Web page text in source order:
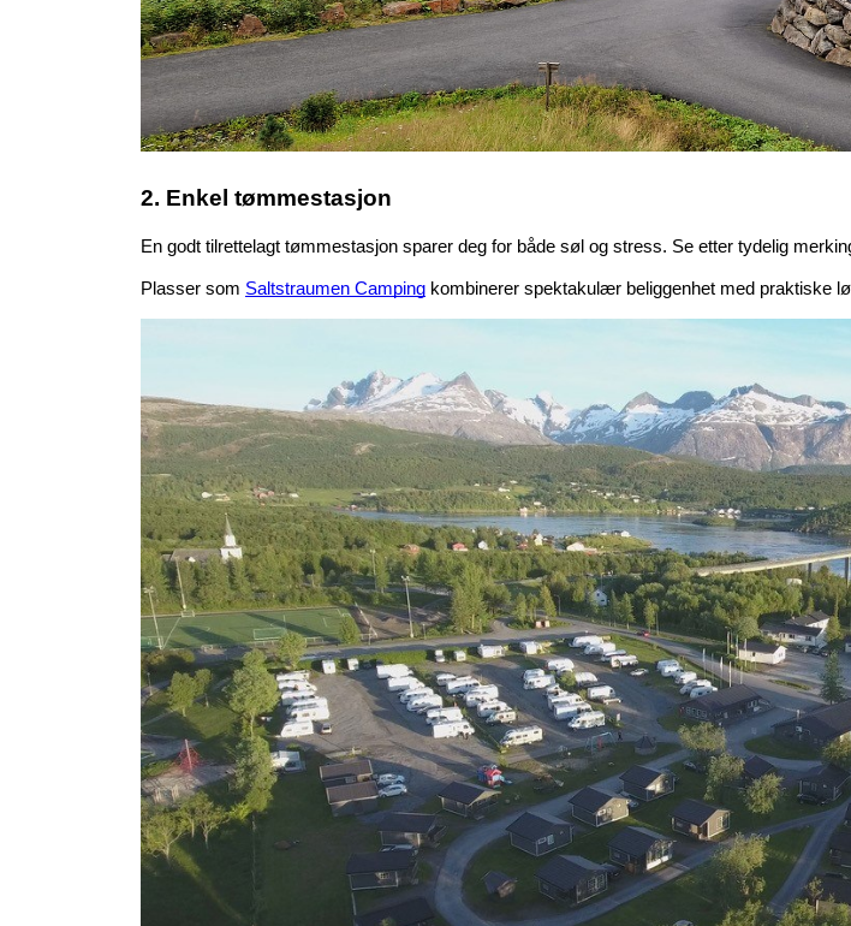
2. Enkel tømmestasjon
En godt tilrettelagt tømmestasjon sparer deg for både søl og stress. Se etter tydelig
Plasser som Saltstraumen Camping kombinerer spektakulær beliggenhet med praktiske